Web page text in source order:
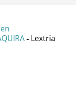
- Lextria